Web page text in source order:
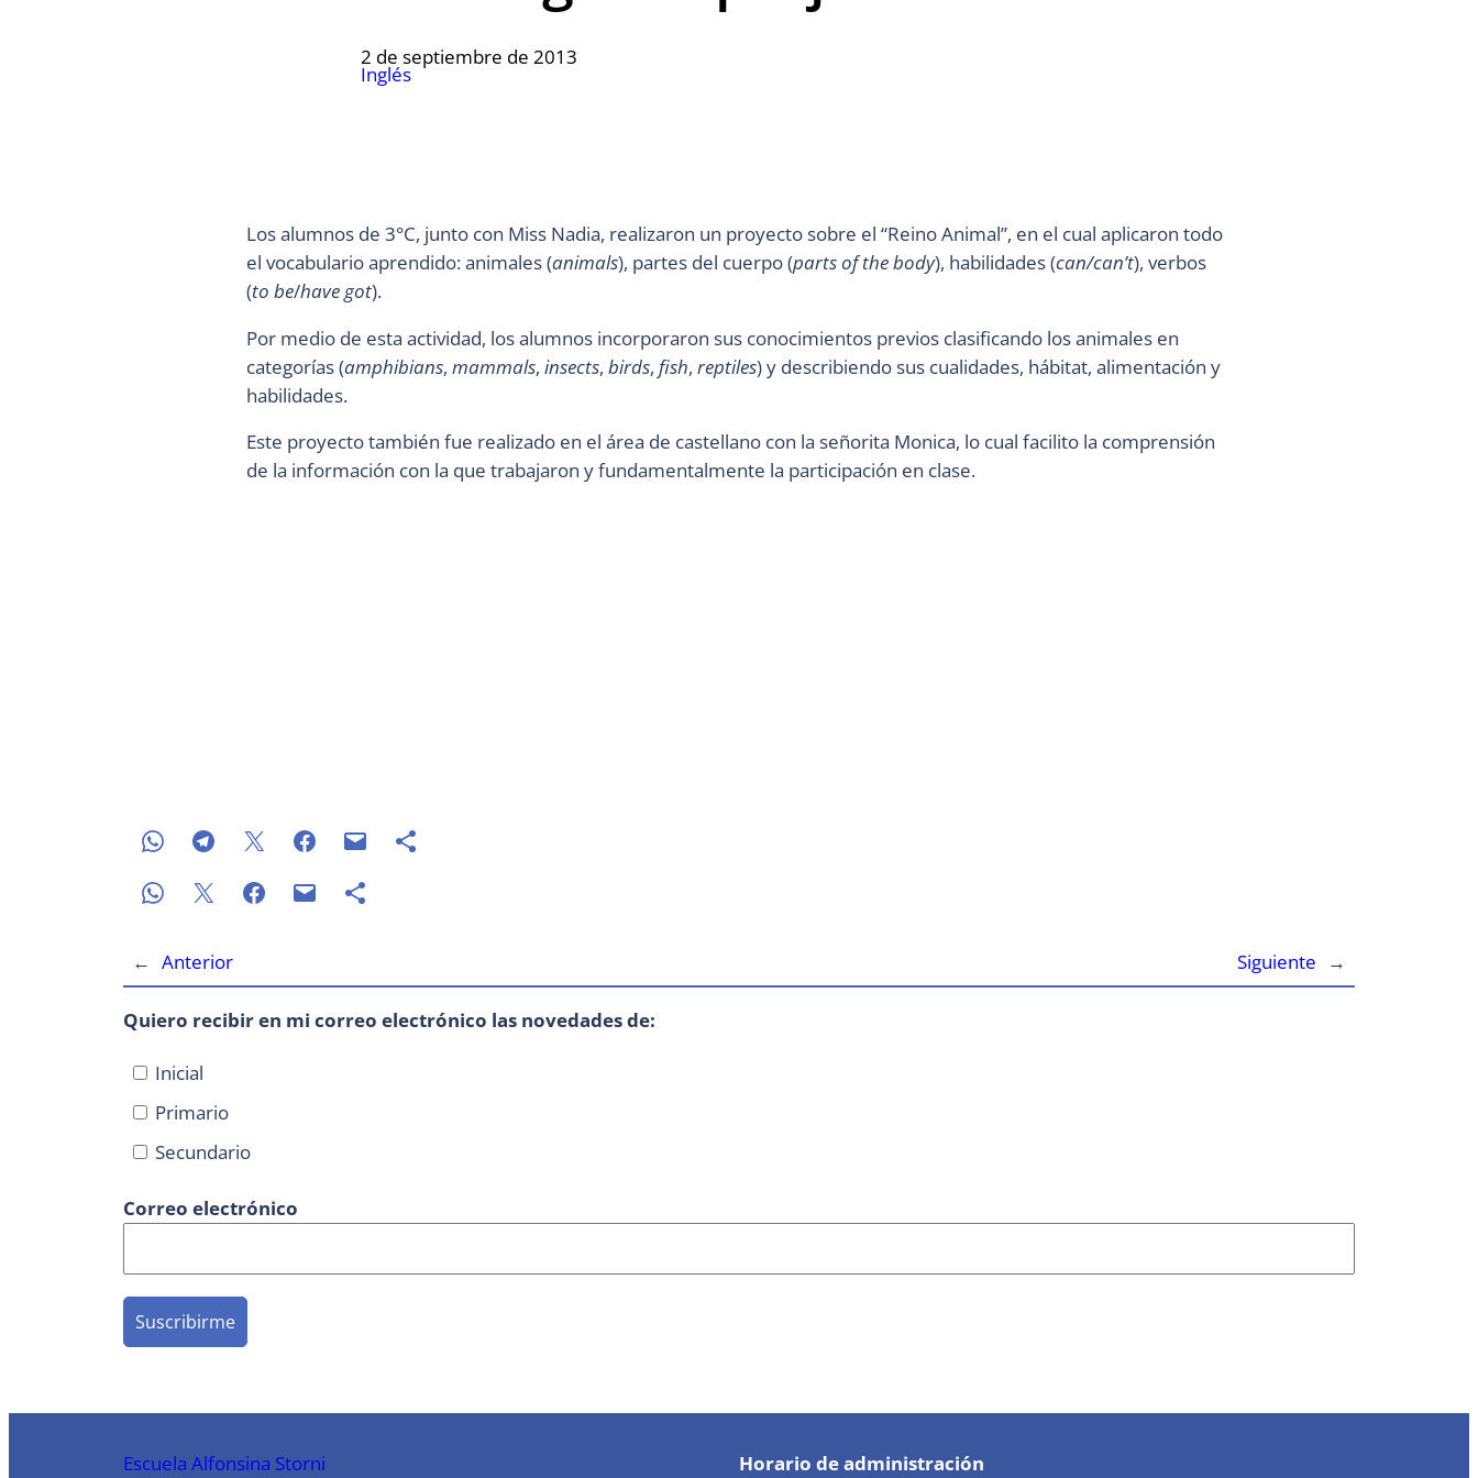
2 de septiembre de 2013
Inglés
Los alumnos de 3°C, junto con Miss Nadia, realizaron un proyecto sobre el “Reino Animal”, en el cual aplicaron todo
el vocabulario aprendido: animales (animals), partes del cuerpo (parts of the body), habilidades (can/can’t), verbos
(to be/have got).
Por medio de esta actividad, los alumnos incorporaron sus conocimientos previos clasificando los animales en
categorías (amphibians, mammals, insects, birds, fish, reptiles) y describiendo sus cualidades, hábitat, alimentación y
habilidades.
Este proyecto también fue realizado en el área de castellano con la señorita Monica, lo cual facilito la comprensión
de la información con la que trabajaron y fundamentalmente la participación en clase.
← Anterior Siguiente →
Quiero recibir en mi correo electrónico las novedades de:
Inicial
Primario
Secundario
Correo electrónico
Escuela Alfonsina Storni Horario de administración